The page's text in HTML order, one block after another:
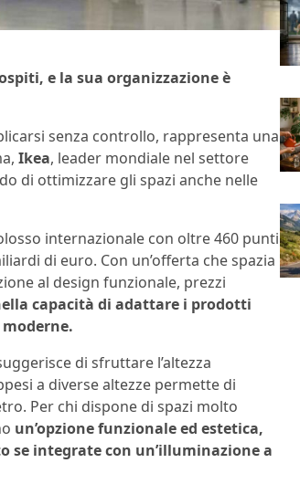
e la sua organizzazione è
senza controllo, rappresenta una
Ikea, leader mondiale nel settore
di ottimizzare gli spazi anche nelle
internazionale con oltre 460 punti
di euro. Con un’offerta che spazia
al design funzionale, prezzi
capacità di adattare i prodotti
di sfruttare l’altezza
a diverse altezze permette di
Per chi dispone di spazi molto
un’opzione funzionale ed estetica,
se integrate con un’illuminazione a